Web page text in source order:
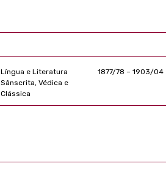
Língua e Literatura
Sânscrita, Védica e
Clássica
1877/78 – 1903/04